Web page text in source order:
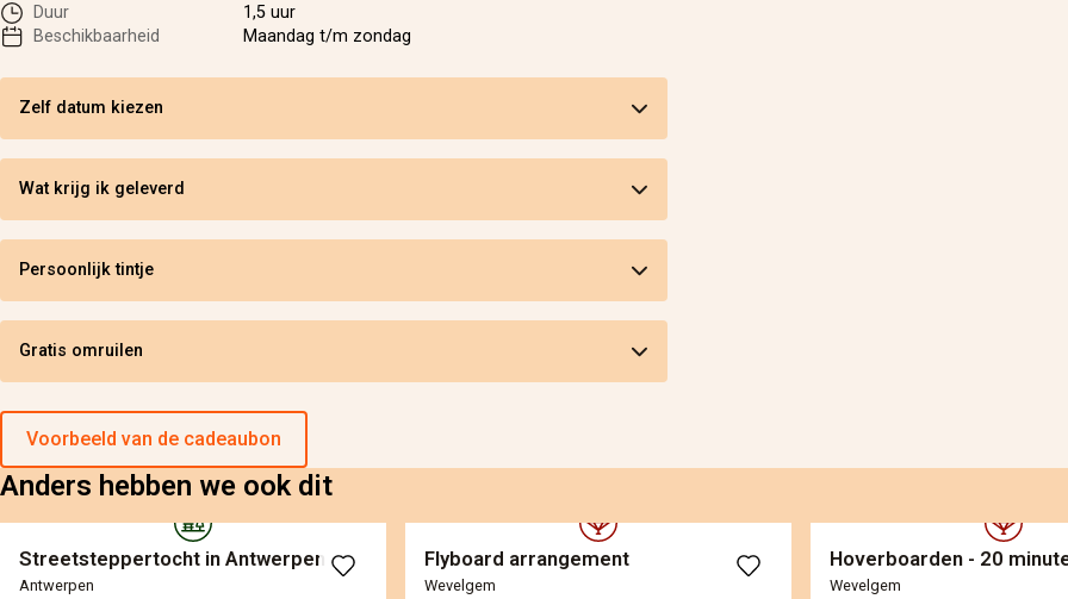
Duur
1,5 uur
Beschikbaarheid
Maandag t/m zondag
Zelf datum kiezen
Wat krijg ik geleverd
Persoonlijk tintje
Gratis omruilen
Voorbeeld van de cadeaubon
Anders hebben we ook dit
Streetsteppertocht in Antwerpen
Antwerpen
Flyboard arrangement
Wevelgem
Hoverboarden - 20
Wevelgem